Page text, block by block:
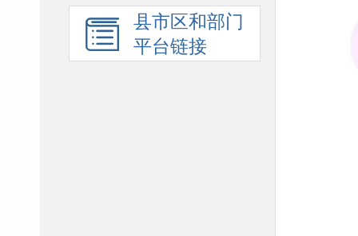
县市区和部门
平台链接